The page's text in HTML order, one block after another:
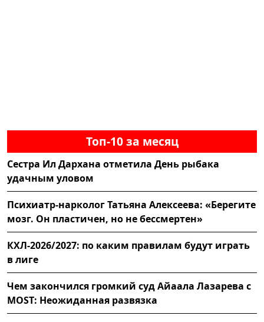
Топ-10 за месяц
Сестра Ил Дархана отметила День рыбака
удачным уловом
Психиатр-нарколог Татьяна Алексеева: «Берегите
мозг. Он пластичен, но не бессмертен»
КХЛ-2026/2027: по каким правилам будут играть
в лиге
Чем закончился громкий суд Айаала Лазарева с
MOST: Неожиданная развязка